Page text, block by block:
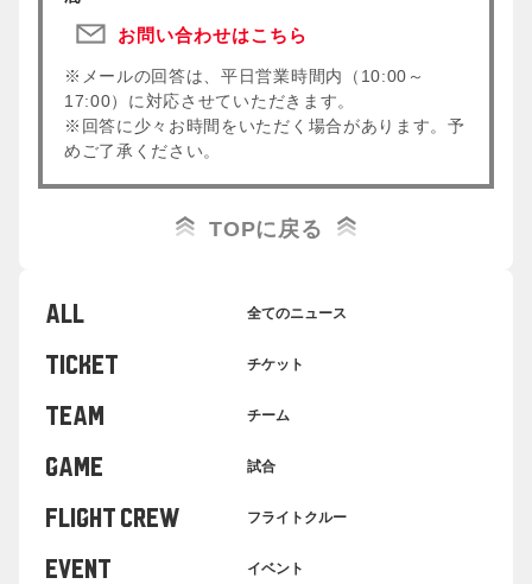
お問い合わせはこちら
※メールの回答は、平日営業時間内（10:00～
17:00）に対応させていただきます。
※回答に少々お時間をいただく場合があります。予
めご了承ください。
TOPに戻る
ALL 全てのニュース
TICKET チケット
TEAM チーム
GAME 試合
FLIGHT CREW フライトクルー
EVENT イベント